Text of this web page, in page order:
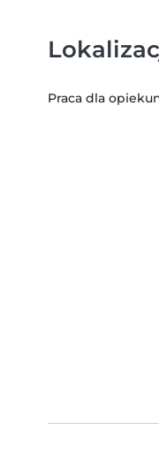
Praca dla